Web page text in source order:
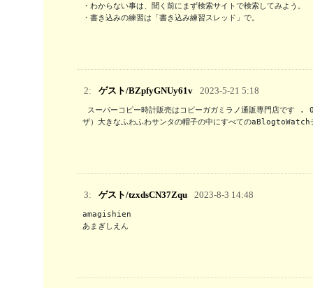
・わからない事は、聞く前にまず検索サイトで検索してみよう。
・書き込みの練習は「書き込み練習スレッド」で。
2: ゲスト/BZpfyGNUy61v 2023-5-21 5:18
ザ）大きなふわふわサンタの帽子の中にすべてのaBlogtoWatch
3: ゲスト/tzxdsCN37Zqu 2023-8-3 14:48
amagishien
あまぎしえん